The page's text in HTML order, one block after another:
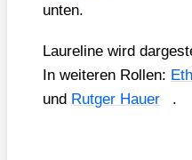
unten.
Lau­re­li­ne wird
In wei­te­ren Rol­len:
und Rut­ger Hau­er .